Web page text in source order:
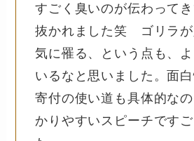
すごく臭いのが伝わって
抜かれました笑 ゴリラが
気に罹る、という点も、
いるなと思いました。面白
寄付の使い道も具体的な
かりやすいスピーチです